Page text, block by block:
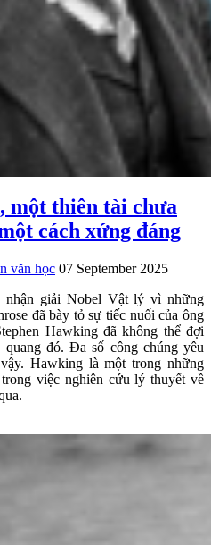
một thiên tài chưa
cách xứng đáng
văn học 07 September 2025
nhận giải Nobel Vật lý vì những
đã bày tỏ sự tiếc nuối của ông
Hawking đã không thể đợi
đó. Đa số công chúng yêu
Hawking là một trong những
việc nghiên cứu lý thuyết về